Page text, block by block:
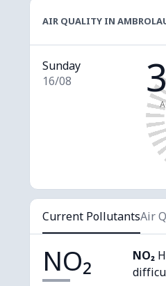
AIR QUALITY IN
Sunday
16/08
Current PollutantsAir
NO₂ NO₂